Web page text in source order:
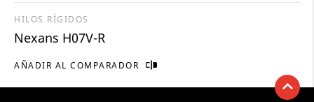
AÑADIR AL COMPARADOR
HILOS RÍGIDOS
Nexans H07V-R